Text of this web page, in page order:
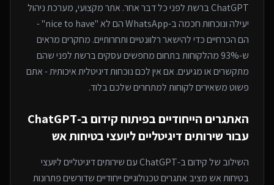
ChatGPTברשת לפני כל דבר אחר. אתר מקצועי, מערכת ניהול
יעילה ונוכחות חכמה ב-WhatsApp הם לא "nice to have" -
הם הכרחיים כדי להישאר רלוונטיים ותחרותיים. מחקרים מראים
ש-93% מהלקוחות בתחום מחפשים עסקים ברשת לפני שהם
מתקשרים או מגיעים. אם אין לכם נוכחות דיגיטלית איכותית - אתם
פשוט משאירים לקוחות למתחריםשלכם בלוד.
האתגרים הייחודיים בפיתוח קידום ב-ChatGPT
עבור שירותים דיגיטליים ליועצי בטיחות אש
השילוב שלקידום ב-ChatGPT עםשירותים דיגיטליים ליועצי
בטיחות אש מציב אתגרים טכנולוגיים ייחודיים שדורשים פתרונות